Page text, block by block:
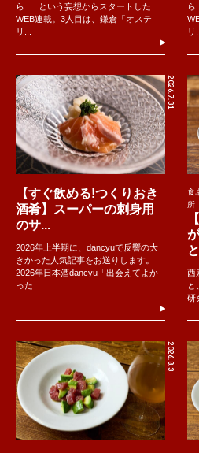
ら......という妄想からスタートした
WEB連載。3人目は、鎌倉「オステ
リ...
ら
リ...
2026.7.31
【すぐ飲める!つくりおき
酒肴】スーパーの刺身用
のサ...
2026年上半期に、dancyuで反響の大
きかった人気記事をお送りします。
2026年日本酒dancyu「出会えてよか
った...
食
所
西
と
研
2026.8.3